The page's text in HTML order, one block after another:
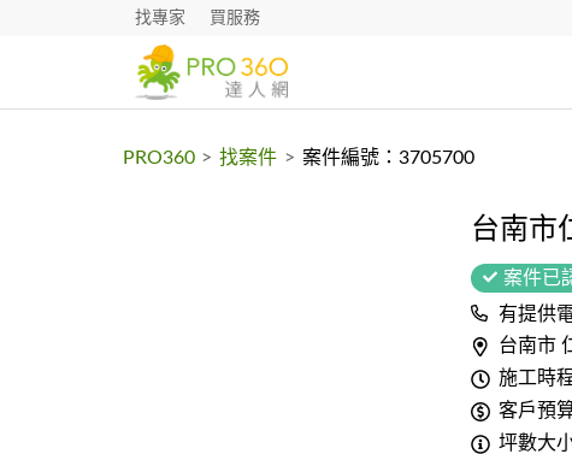
找專家 買服務
PRO360 > 找案件 > 案件編號：3705700
台南市
案件已
有提供
台南市
施工時
客戶預
坪數大